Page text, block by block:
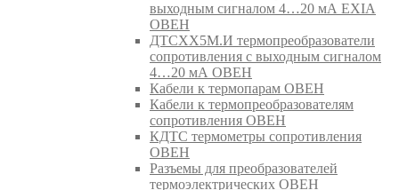
выходным сигналом 4…20 мА EXIA
ОВЕН
ДТСХХ5М.И термопреобразователи
сопротивления с выходным сигналом
4…20 мА ОВЕН
Кабели к термопарам ОВЕН
Кабели к термопреобразователям
сопротивления ОВЕН
КДТС термометры сопротивления
ОВЕН
Разъемы для преобразователей
термоэлектрических ОВЕН